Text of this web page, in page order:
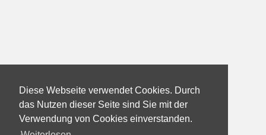
Diese Webseite verwendet Cookies. Durch
das Nutzen dieser Seite sind Sie mit der
Verwendung von Cookies einverstanden.